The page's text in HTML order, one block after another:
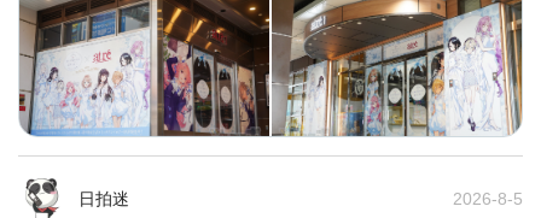
日拍迷 2026-8-5